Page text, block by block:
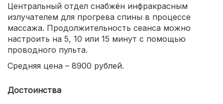
Центральный отдел снабжён инфракрасным
излучателем для прогрева спины в процессе
массажа. Продолжительность сеанса можно
настроить на 5, 10 или 15 минут с помощью
проводного пульта.
Средняя цена – 8900 рублей.
Достоинства